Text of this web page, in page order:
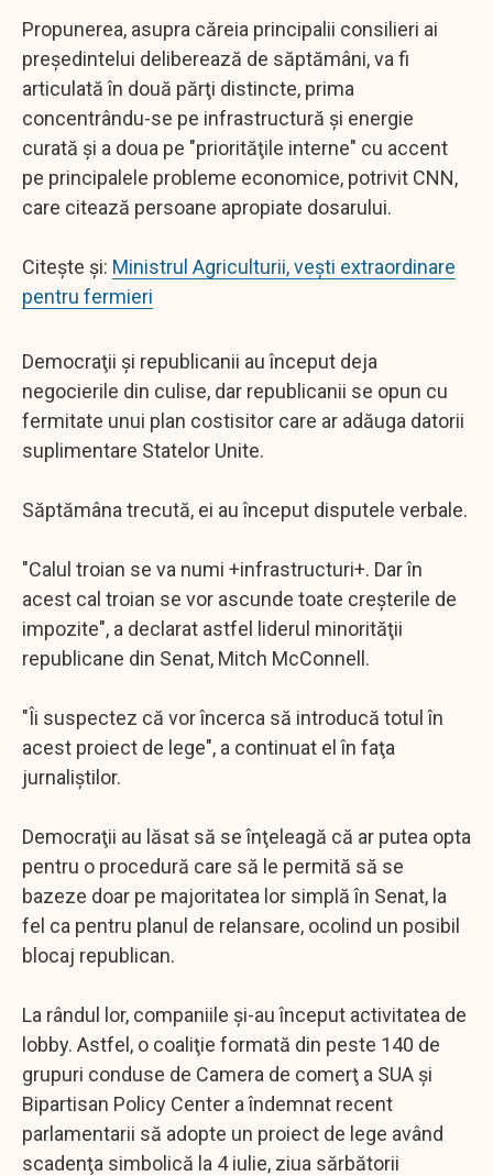
Propunerea, asupra căreia principalii consilieri ai
preşedintelui deliberează de săptămâni, va fi
articulată în două părţi distincte, prima
concentrându-se pe infrastructură şi energie
curată şi a doua pe "priorităţile interne" cu accent
pe principalele probleme economice, potrivit CNN,
care citează persoane apropiate dosarului.
Citește și: Ministrul Agriculturii, vești extraordinare
pentru fermieri
Democraţii şi republicanii au început deja
negocierile din culise, dar republicanii se opun cu
fermitate unui plan costisitor care ar adăuga datorii
suplimentare Statelor Unite.
Săptămâna trecută, ei au început disputele verbale.
"Calul troian se va numi +infrastructuri+. Dar în
acest cal troian se vor ascunde toate creşterile de
impozite", a declarat astfel liderul minorităţii
republicane din Senat, Mitch McConnell.
"Îi suspectez că vor încerca să introducă totul în
acest proiect de lege", a continuat el în faţa
jurnaliştilor.
Democraţii au lăsat să se înţeleagă că ar putea opta
pentru o procedură care să le permită să se
bazeze doar pe majoritatea lor simplă în Senat, la
fel ca pentru planul de relansare, ocolind un posibil
blocaj republican.
La rândul lor, companiile şi-au început activitatea de
lobby. Astfel, o coaliţie formată din peste 140 de
grupuri conduse de Camera de comerţ a SUA şi
Bipartisan Policy Center a îndemnat recent
parlamentarii să adopte un proiect de lege având
scadenţa simbolică la 4 iulie, ziua sărbătorii